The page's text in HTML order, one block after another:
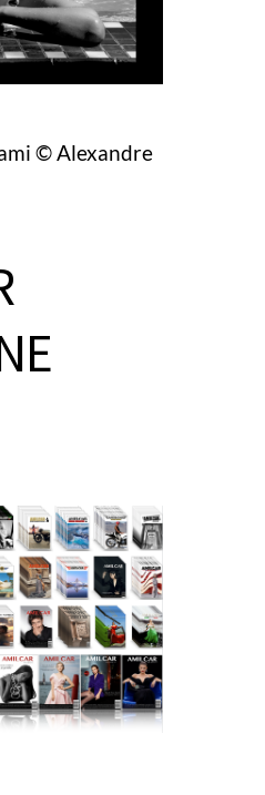
© Alexandre